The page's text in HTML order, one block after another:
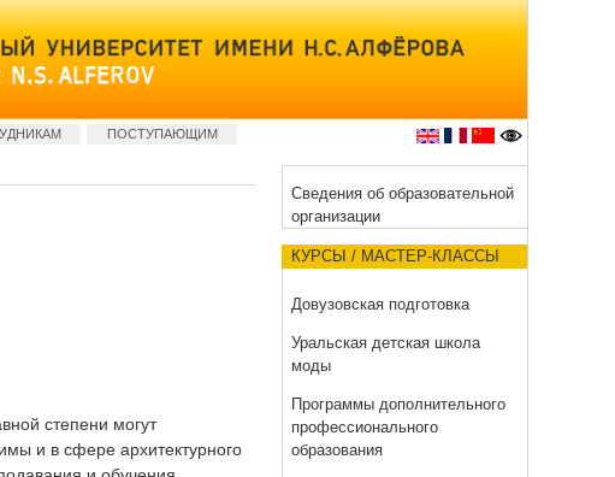
ПОСТУПАЮЩИМ
степени могут
и в сфере архитектурного
Сведения об образовательной
организации
КУРСЫ / МАСТЕР-КЛАССЫ
Довузовская подготовка
Уральская детская школа
моды
Программы дополнительного
профессионального
образования